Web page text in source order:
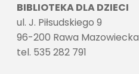
BIBLIOTEKA DLA DZIECI
ul. J. Piłsudskiego 9
96-200 Rawa Mazowiecka
tel. 535 282 791